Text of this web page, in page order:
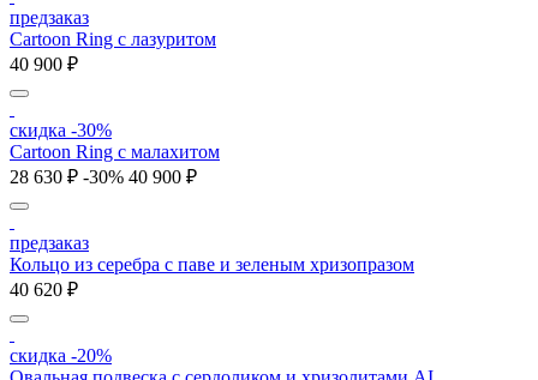
предзаказ
Cartoon Ring с лазуритом
40 900 ₽
скидка -30%
Cartoon Ring с малахитом
28 630 ₽ -30% 40 900 ₽
предзаказ
Кольцо из серебра с паве и зеленым хризопразом
40 620 ₽
скидка -20%